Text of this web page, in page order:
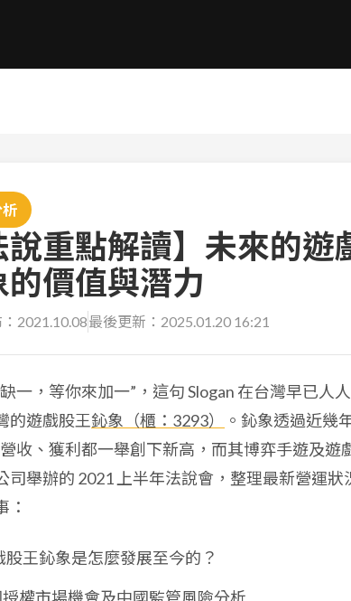
析
說重點解讀】未來的
的價值與潛力
2021.10.08最後更新： 2025.01.20 16:21
一，等你來加一”，這句 Slogan 在台灣早已人
的遊戲股王鈊象（櫃：3293）
。鈊象透過近幾
收、獲利都一舉創下新高，而其博弈手遊及
司舉辦的 2021 上半年法說會，整理最新營運
：
股王鈊象是怎麼發展至今的？